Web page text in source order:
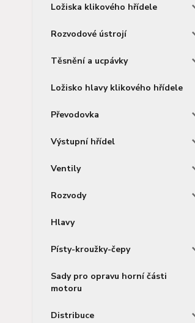
Ložiska klikového hřídele
Rozvodové ústrojí
Těsnění a ucpávky
Ložisko hlavy klikového hřídele
Převodovka
Výstupní hřídel
Ventily
Rozvody
Hlavy
Písty-kroužky-čepy
Sady pro opravu horní části
motoru
Distribuce